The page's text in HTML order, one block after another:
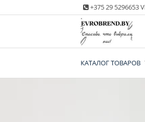
to
+375 29 5296653
одежды
КАТАЛОГ ТОВАРОВ